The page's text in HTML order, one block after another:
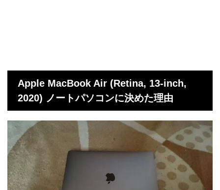
Apple MacBook Air (Retina, 13-inch,
2020) ノートパソコンに決めた理由